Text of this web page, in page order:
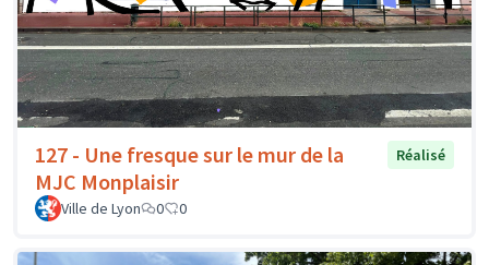
127 - Une fresque sur le mur de la
MJC Monplaisir
Réalisé
Ville de Lyon 0 0